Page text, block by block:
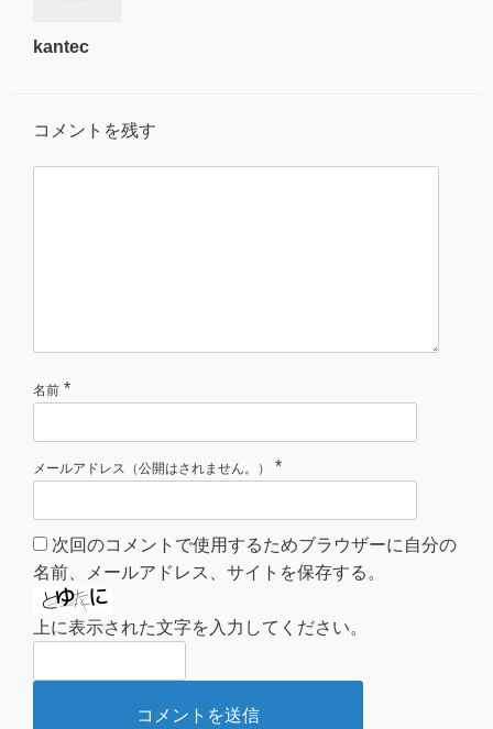
kantec
コメントを残す
名前 *
メールアドレス（公開はされません。） *
次回のコメントで使用するためブラウザーに自分の
名前、メールアドレス、サイトを保存する。
上に表示された文字を入力してください。